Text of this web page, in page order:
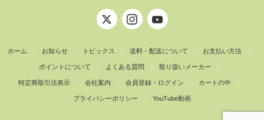
ホーム お知らせ トピックス 送料・配送について お支払い方法
ポイントについて よくある質問 取り扱いメーカー
特定商取引法表示 会社案内 会員登録・ログイン カートの中
プライバシーポリシー YouTube動画